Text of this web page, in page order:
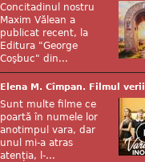
Concitadinul nostru
Maxim Vălean a
publicat recent, la
Editura "George
Coşbuc" din...
Elena M. Cîmpan. Filmul verii
Sunt multe filme ce
poartă în numele lor
anotimpul vara, dar
unul mi-a atras
atenția, l-...